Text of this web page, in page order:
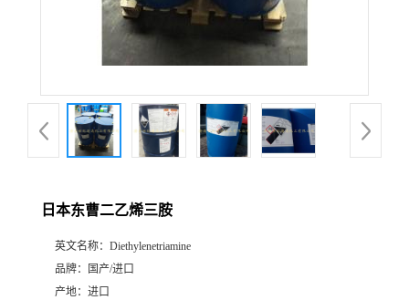
日本东曹二乙烯三胺
英文名称： Diethylenetriamine
品牌：
国产/进口
产地： 进口